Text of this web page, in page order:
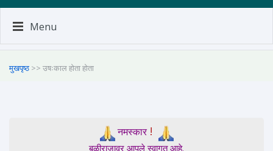
Menu
मुखपृष्ठ >> उषःकाल होता होता
नमस्कार!
बळीराजावर आपले स्वागत आहे.